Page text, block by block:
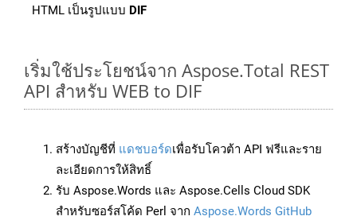
HTML เป็นรูปแบบ DIF
เริ่มใช้ประโยชน์จาก Aspose.Total REST
API สำหรับ WEB to DIF
สร้างบัญชีที่ แดชบอร์ดเพื่อรับโควต้า API ฟรีและราย
ละเอียดการให้สิทธิ์
รับ Aspose.Words และ Aspose.Cells Cloud SDK
สำหรับซอร์สโค้ด Perl จาก Aspose.Words GitHub